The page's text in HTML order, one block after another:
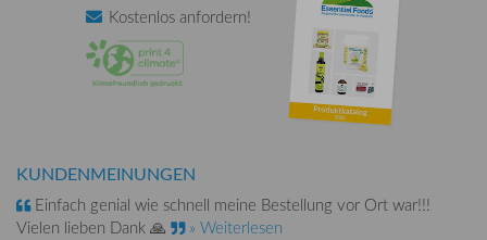
Kostenlos anfordern!
KUNDENMEINUNGEN
Einfach genial wie schnell meine Bestellung vor Ort war!!!
Vielen lieben Dank 🙏
» Weiterlesen